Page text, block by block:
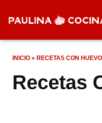
INICIO » RECETAS CON
Recetas